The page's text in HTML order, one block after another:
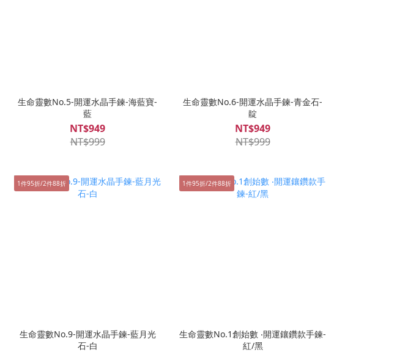
生命靈數No.5-開運水晶手鍊-海藍寶-
藍
NT$949
NT$999
生命靈數No.6-開運水晶手鍊-青金石-
靛
NT$949
NT$999
1件95折/2件88折
生命靈數No.9-開運水晶手鍊-藍月光
石-白
1件95折/2件88折
生命靈數No.1創始數 ‧開運鑲鑽款手鍊-
紅/黑